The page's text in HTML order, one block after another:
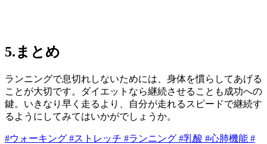
5.まとめ
ランニングで息切れしないためには、身体を慣らしてあげる
ことが大切です。ダイエットなら継続させることも成功への
鍵。いきなり早く走るより、自分が走れるスピードで継続す
るようにしてみてはいかがでしょうか。
#ウォーキング #ストレッチ #ランニング #乳酸 #心肺機能 #